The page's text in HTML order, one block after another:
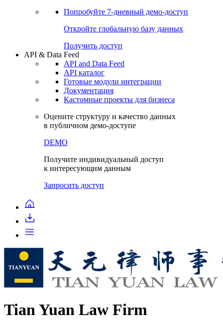
Чат
Проверка контрагента
Попробуйте7-дневный
Откройте глобальную базу данных
Получить доступ
API & Data Feed
API and Data Feed
Готовые модули интеграции
Документация
в публичном демо-доступе